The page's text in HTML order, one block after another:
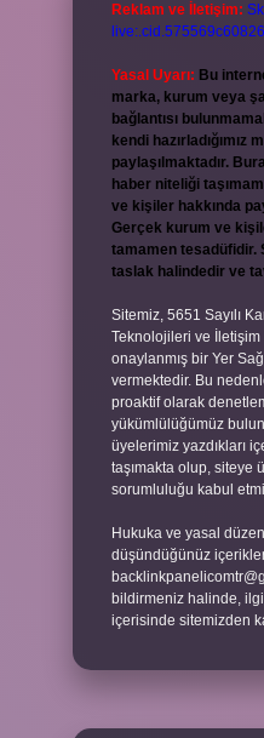
Reklam ve İletişim:
Yasal Uyarı: Bu
marka, kurum veya
bağlantısı
kendi hazırladığımız
paylaşılmaktadır.
haber niteliği
ve kişiler hakkında
Gerçek kurum ve
tamamen tesadüfidir.
taslak halindedir ve
Sitemiz, 5651 Sayılı
Teknolojileri ve İletişim
onaylanmış bir Yer
vermektedir. Bu
proaktif olarak
yükümlülüğümüz
üyelerimiz yazdıkları
taşımakta olup, siteye
sorumluluğu kabul
Hukuka ve yasal
düşündüğünüz
bildirmeniz halinde,
içerisinde sitemizden